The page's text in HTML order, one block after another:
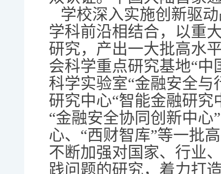
学校深入实施创新驱
学科前沿相结合，以重
研究，产出一大批高水
会科学重点研究基地“
科学实验室“金融安全
研究中心“智能金融研
“金融安全协同创新中
心、“西财智库”等一批
不断加强对国家、行业
践问题的研究，着力打